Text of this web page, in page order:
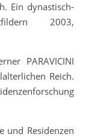
Ein dynastisch-
2003,
PARAVICINI
Reich.
und Residenzen